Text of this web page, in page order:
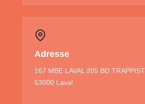
Adresse
167 MBE LAVAL 205 BD
53000 Laval